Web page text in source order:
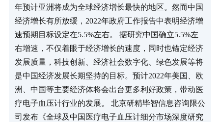
年预计亚洲将成为全球经济增长最快的地区。然而中国
经济增长有所放缓，2022年政府工作报告中表明经济增
速预期目标设定在5.5%左右。 据研究中国确立5.5%左
右增速，不仅着眼于经济增长的速度，同时也锚定经济
发展质量，科技创新、经济社会数字化、绿色发展等将
是中国经济发展长期坚持的目标。预计2022年美国、欧
洲、中国等主要经济体将会出台更多利好政策，带动医
疗电子血压计行业的发展。 北京研精毕智信息咨询限公
司发布《全球及中国医疗电子血压计细分市场深度研究